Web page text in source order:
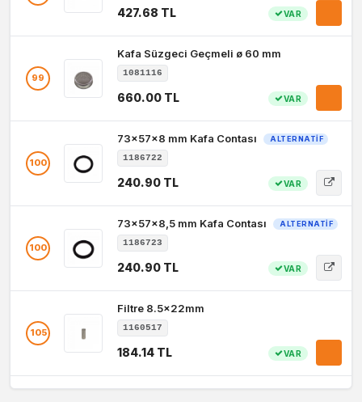
427.68 TL VAR
99
Kafa Süzgeci Geçmeli ø 60 mm
1081116
660.00 TL VAR
100
73x57x8 mm Kafa Contası ALTERNATIF
1186722
240.90 TL VAR
100
73x57x8,5 mm Kafa Contası ALTERNATIF
1186723
240.90 TL VAR
105
Filtre 8.5x22mm
1160517
184.14 TL VAR